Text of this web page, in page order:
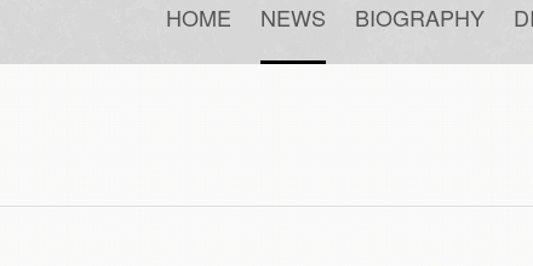
HOME NEWS BIOGRAPHY